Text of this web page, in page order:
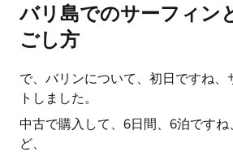
バリ島でのサーフィン
ごし方
で、バリンについて、初日ですね、
トしました。
中古で購入して、6日間、6泊ですね
ど、